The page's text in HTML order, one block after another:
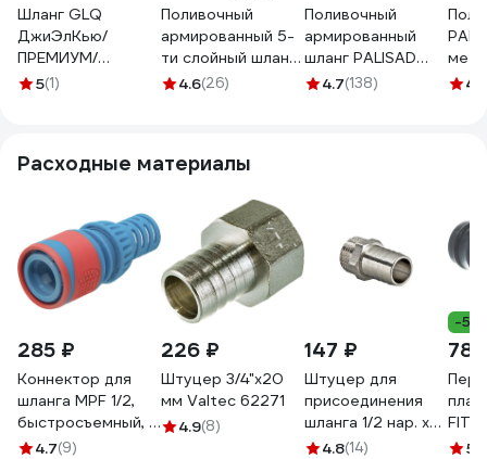
Шланг GLQ
ДжиЭлКью/
ПРЕМИУМ/
PREMIUM 15м 5/8 P
5(1)
Поливочный
армированный 5-
ти слойный шланг
Raco PREMIUM
4.6(26)
Поливочный
армированный
шланг PALISAD
LUXE 1/2", 15 м
4.7(138) 4.9
Расходные материалы
285 ₽
Коннектор для
шланга MPF 1/2,
быстросъемный, с
аквастопом, ABS
4.7(9)
226 ₽
Штуцер 3/4"х20
мм Valtec 62271
4.9(8)
147 ₽
Штуцер для
присоединения
шланга 1/2 нар. х
20мм Valtec
4.8(14)
-5%
78
FIT
5